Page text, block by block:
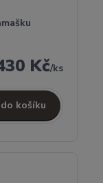
Kč/ks
košíku